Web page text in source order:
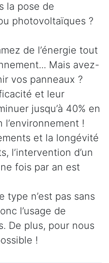
la pose de
photovoltaïques ?
de l’énergie tout
Mais avez-
vos panneaux ?
et leur
jusqu’à 40% en
!
et la longévité
l’intervention d’un
fois par an est
type n’est pas sans
l’usage de
De plus, pour nous
!